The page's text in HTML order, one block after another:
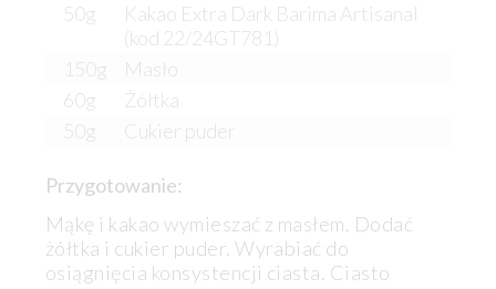
50g
Kakao Extra Dark Barima Artisanal
(kod 22/24GT781)
150g
Masło
60g
Żółtka
50g
Cukier puder
Przygotowanie:
Mąkę i kakao wymieszać z masłem. Dodać
żółtka i cukier puder. Wyrabiać do
osiągnięcia konsystencji ciasta. Ciasto